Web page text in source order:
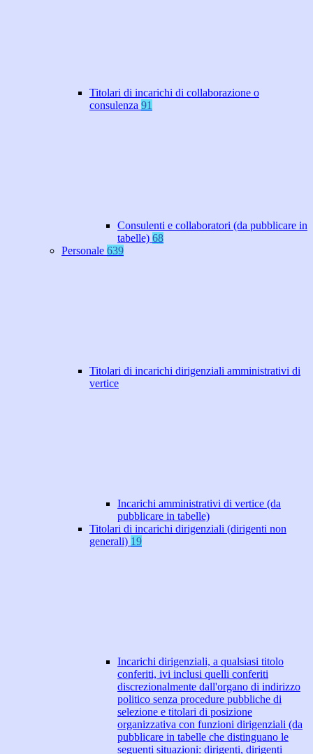
Titolari di incarichi di collaborazione o
consulenza 91
Consulenti e collaboratori (da pubblicare in
tabelle) 68
Personale 639
Titolari di incarichi dirigenziali amministrativi di
vertice
Incarichi amministrativi di vertice (da
pubblicare in tabelle)
Titolari di incarichi dirigenziali (dirigenti non
generali) 19
Incarichi dirigenziali, a qualsiasi titolo
conferiti, ivi inclusi quelli conferiti
discrezionalmente dall'organo di indirizzo
politico senza procedure pubbliche di
selezione e titolari di posizione
organizzativa con funzioni dirigenziali (da
pubblicare in tabelle che distinguano le
seguenti situazioni: dirigenti, dirigenti